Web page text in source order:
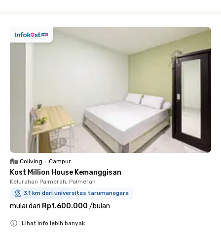
Coliving • Campur
Kost Million House Kemanggisan
Kelurahan Palmerah, Palmerah
3.1 km dari universitas tarumanegara
mulai dari Rp1.600.000 /bulan
Lihat info lebih banyak